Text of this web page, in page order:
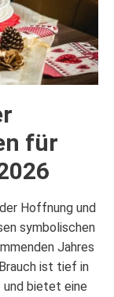
für
Hoffnung und
symbolischen
Jahres
ist tief in
und bietet eine